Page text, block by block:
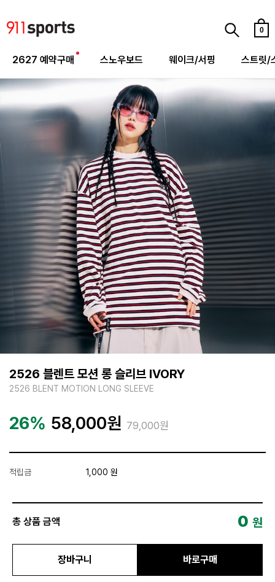
0
2627 예약구매 스노우보드 웨이크/서핑 스트릿/
2526 블렌트 모션 롱 슬리브 IVORY
2526 BLENT MOTION LONG SLEEVE
26% 58,000원 79,000원
적립금 1,000 원
총 상품 금액 0 원
장바구니 바로구매